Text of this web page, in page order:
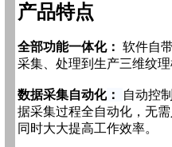
产品特点
全部功能一体化： 软件自
采集、处理到生产三维纹理
数据采集自动化 ：
自动控
据采集过程全自动化，无
同时大大提高工作效率。